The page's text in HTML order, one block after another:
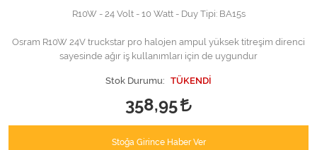
R10W - 24 Volt - 10 Watt - Duy Tipi: BA15s
Osram R10W 24V truckstar pro halojen ampul yüksek titreşim direnci
sayesinde ağır iş kullanımları için de uygundur
Stok Durumu: TÜKENDİ
358,95
Stoğa Girince Haber Ver